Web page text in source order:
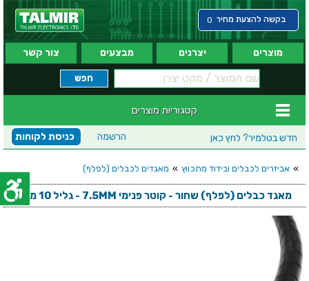
בקשה להצעת מחיר 0
מוצרים יצרנים מבצעים צור קשר
קטגוריות מוצרים
חדש בטלמיר? לחץ כאן כניסת לקוחות הרשמה
» אביזרים לכבלים ובידוד מתכווץ » מאגדים לכבלים (לפלף)
מאגד כבלים (לפלף) שחור - קוטר פנימי 7.5MM - גליל 10 מטר